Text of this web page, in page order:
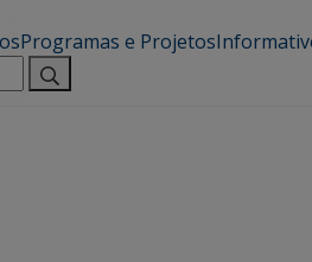
Programas e Projetos